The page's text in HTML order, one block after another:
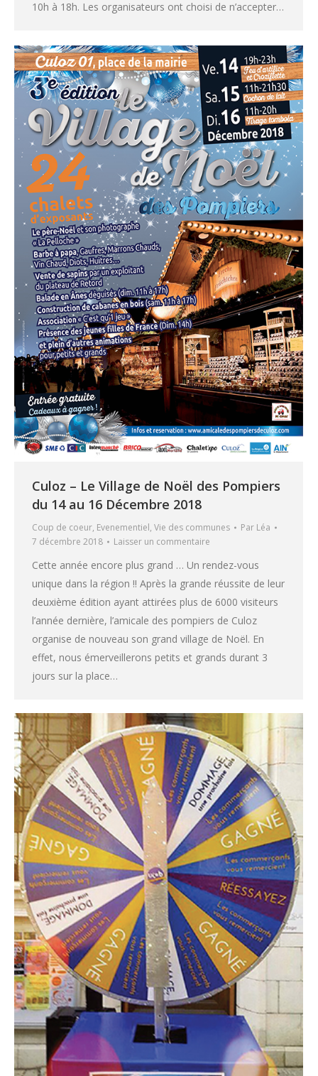
10h à 18h. Les organisateurs ont choisi de n’accepter…
Culoz – Le Village de Noël des Pompiers
du 14 au 16 Décembre 2018
Coup de coeur, Evenementiel, Vie des communes Par Léa
7 décembre 2018
Laisser un commentaire
Cette année encore plus grand … Un rendez-vous
unique dans la région !! Après la grande réussite de leur
deuxième édition ayant attirées plus de 6000 visiteurs
l’année dernière, l’amicale des pompiers de Culoz
organise de nouveau son grand village de Noël. En
effet, nous émerveillerons petits et grands durant 3
jours sur la place…